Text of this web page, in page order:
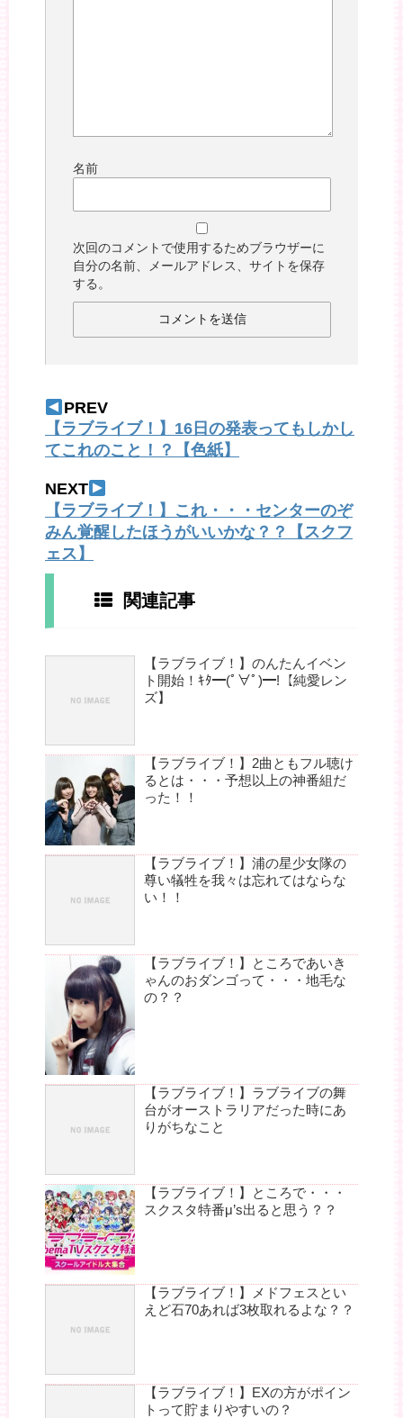
名前
次回のコメントで使用するためブラウザーに
自分の名前、メールアドレス、サイトを保存
する。
PREV
【ラブライブ！】16日の発表ってもしかし
てこれのこと！？【色紙】
NEXT
【ラブライブ！】これ・・・センターのぞ
みん覚醒したほうがいいかな？？【スクフ
ェス】
関連記事
【ラブライブ！】のんたんイベン
ト開始！ｷﾀ━(ﾟ∀ﾟ)━!【純愛レン
ズ】
【ラブライブ！】2曲ともフル聴け
るとは・・・予想以上の神番組だ
った！！
【ラブライブ！】浦の星少女隊の
尊い犠牲を我々は忘れてはならな
い！！
【ラブライブ！】ところであいき
ゃんのおダンゴって・・・地毛な
の？？
【ラブライブ！】ラブライブの舞
台がオーストラリアだった時にあ
りがちなこと
【ラブライブ！】ところで・・・
スクスタ特番μ’s出ると思う？？
【ラブライブ！】メドフェスとい
えど石70あれば3枚取れるよな？？
【ラブライブ！】EXの方がポイン
トって貯まりやすいの？